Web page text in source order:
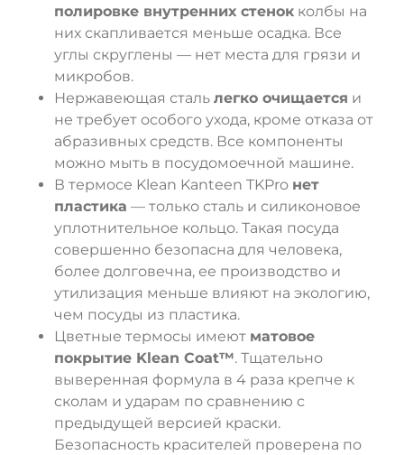
полировке внутренних стенок колбы на
них скапливается меньше осадка. Все
углы скруглены — нет места для грязи и
микробов.
Нержавеющая сталь легко очищается и
не требует особого ухода, кроме отказа от
абразивных средств. Все компоненты
можно мыть в посудомоечной машине.
В термосе Klean Kanteen TKPro нет
пластика — только сталь и силиконовое
уплотнительное кольцо. Такая посуда
совершенно безопасна для человека,
более долговечна, ее производство и
утилизация меньше влияют на экологию,
чем посуды из пластика.
Цветные термосы имеют матовое
покрытие Klean Coat™. Тщательно
выверенная формула в 4 раза крепче к
сколам и ударам по сравнению с
предыдущей версией краски.
Безопасность красителей проверена по